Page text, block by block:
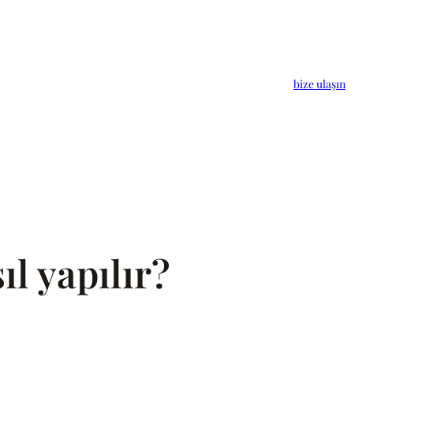
bize ulaşın
yapılır?